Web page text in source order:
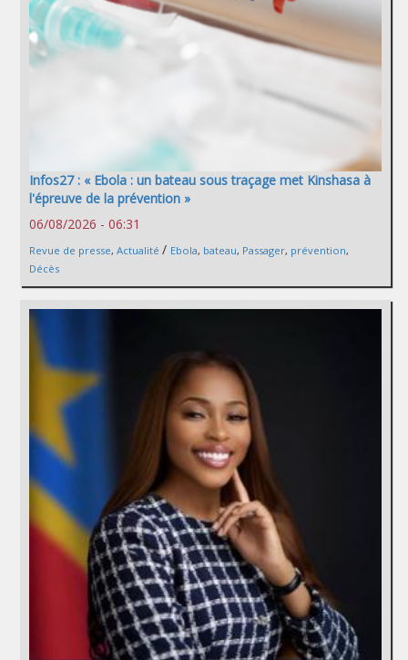
Infos27 : « Ebola : un bateau sous traçage met Kinshasa à
l'épreuve de la prévention »
06/08/2026 - 06:31
Revue de presse, Actualité / Ebola, bateau, Passager, prévention,
Décès